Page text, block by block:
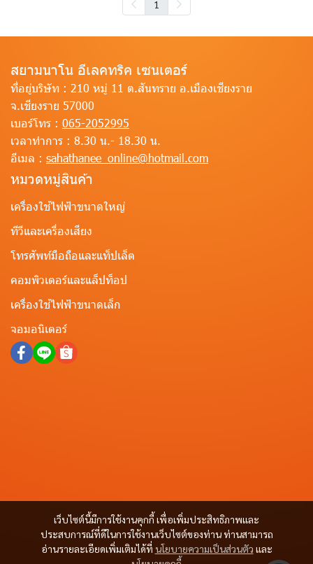
1
เว็บไซต์นี้มีการใช้งานคุกกี้ เพื่อเพิ่มประสิทธิภาพและ
ประสบการณ์ที่ดีในการใช้งานเว็บไซต์ของท่าน ท่านสามารถ
อ่านรายละเอียดเพิ่มเติมได้ที่ นโยบายความเป็นส่วนตัว และ
สยามนาโน อีเลคทริค เซนเตอร์
ที่อยู่บริษัท : 210 หมู่ 11 ต.สันทราย อ.เมืองเชียงราย
จ.เชียงราย 57000
เบอร์โทร : 065-2052995
เวลาทำการ : 8.30 น.- 18.30 น.
อีเมล : sahathanee_online@hotmail.com
หมวดหมู่สินค้า
เครื่องใช้ไฟฟ้าขนาดใหญ่
ทีวีและเครื่องเสียง
โทรศัพท์มือถือและแท็ปเล็ต
คอมพิวเตอร์และแล็ปท็อป
เครื่องใช้ไฟฟ้าขนาดเล็ก
จอมอนิเตอร์